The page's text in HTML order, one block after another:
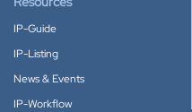
IP-Guide
IP-Listing
News & Events
IP-Workflow